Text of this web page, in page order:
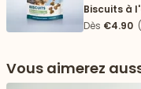
Biscuits à
Dès €4.90
Vous aimerez